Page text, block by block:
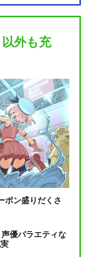
外も充
ポン盛りだくさ
優バラエティな